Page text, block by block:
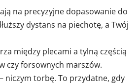
na precyzyjne dopasowanie do
dystans na piechotę, a Twój
między plecami a tylną częścią
czy forsownych marszów.
niczym torbę. To przydatne, gdy